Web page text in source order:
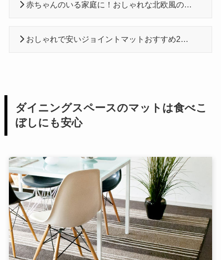
赤ちゃんのいる家庭に！おしゃれな北欧風のベビープレイマット8選
おしゃれで安いジョイントマットおすすめ22選【北欧・可愛い・コルク】
ダイニングスペースのマットは食べこ
ぼしにも安心